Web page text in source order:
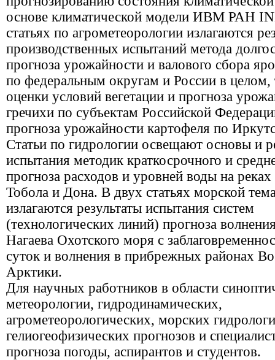
основе климатической модели ИВМ РАН
статьях по агрометеорологии излагаются
производственных испытаний метода
прогноза урожайности и валового сбора
по федеральным округам и России в целом,
оценки условий вегетации и прогноза
гречихи по субъектам Российской
прогноза урожайности картофеля по
Статьи по гидрологии освещают основы и
испытания методик краткосрочного и
прогноза расходов и уровней воды на реках
Тобола и Дона. В двух статьях морской
излагаются результаты испытания систем
(технологических линий) прогноза
Нагаева Охотского моря с
суток и волнения в прибрежных районах
Арктики.
Для научных работников в области
метеорологии, гидродинамических,
агрометеорологических, морских
гелиогеофизических прогнозов и
прогноза погоды, аспирантов и студентов.